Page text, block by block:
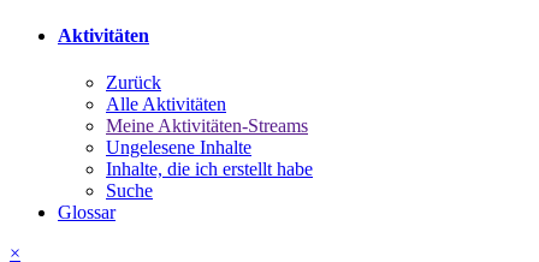
Aktivitäten
Zurück
Alle Aktivitäten
Meine Aktivitäten-Streams
Ungelesene Inhalte
Inhalte, die ich erstellt habe
Suche
Glossar
×